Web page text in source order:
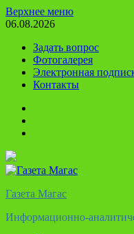
Перейти
к
Верхнее меню
06.08.2026
Задать вопрос
Фотогалерея
Электронная
Контакты
Газета Магас
Информационно-